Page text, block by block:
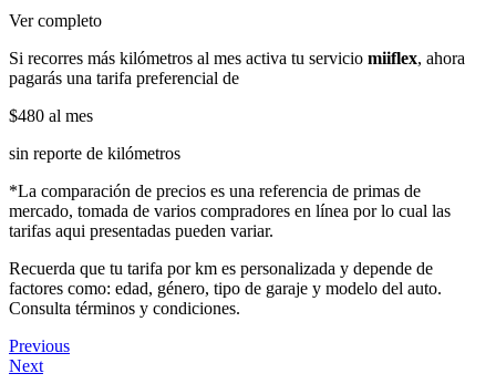
Ver completo
Si recorres más kilómetros al mes activa tu servicio miiflex, ahora
pagarás una tarifa preferencial de
$480 al mes
sin reporte de kilómetros
*La comparación de precios es una referencia de primas de
mercado, tomada de varios compradores en línea por lo cual las
tarifas aqui presentadas pueden variar.
Recuerda que tu tarifa por km es personalizada y depende de
factores como: edad, género, tipo de garaje y modelo del auto.
Consulta términos y condiciones.
Previous
Next